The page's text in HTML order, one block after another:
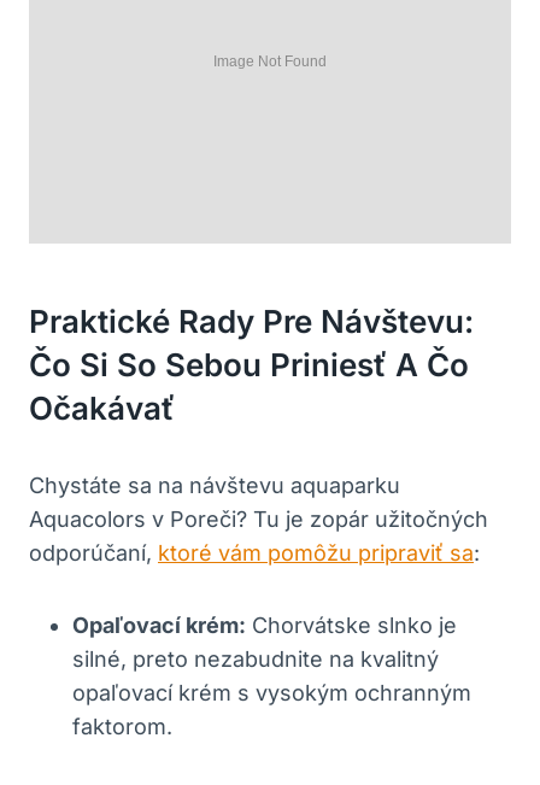
Praktické Rady Pre Návštevu:
Čo Si So Sebou Priniesť A Čo
Očakávať
Chystáte sa na návštevu aquaparku
Aquacolors v Poreči? Tu je zopár užitočných
odporúčaní, ktoré vám pomôžu pripraviť sa:
Opaľovací krém: Chorvátske slnko je
silné, preto nezabudnite na kvalitný
opaľovací krém s vysokým ochranným
faktorom.